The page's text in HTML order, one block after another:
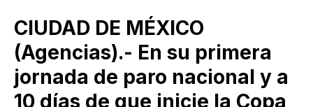
CIUDAD DE MÉXICO
(Agencias).- En su primera
jornada de paro nacional y a
10 días de que inicie la Copa